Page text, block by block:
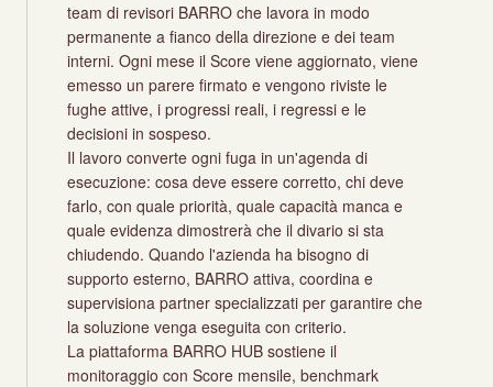
team di revisori BARRO che lavora in modo
permanente a fianco della direzione e dei team
interni. Ogni mese il Score viene aggiornato, viene
emesso un parere firmato e vengono riviste le
fughe attive, i progressi reali, i regressi e le
decisioni in sospeso.
Il lavoro converte ogni fuga in un'agenda di
esecuzione: cosa deve essere corretto, chi deve
farlo, con quale priorità, quale capacità manca e
quale evidenza dimostrerà che il divario si sta
chiudendo. Quando l'azienda ha bisogno di
supporto esterno, BARRO attiva, coordina e
supervisiona partner specializzati per garantire che
la soluzione venga eseguita con criterio.
La piattaforma BARRO HUB sostiene il
monitoraggio con Score mensile, benchmark